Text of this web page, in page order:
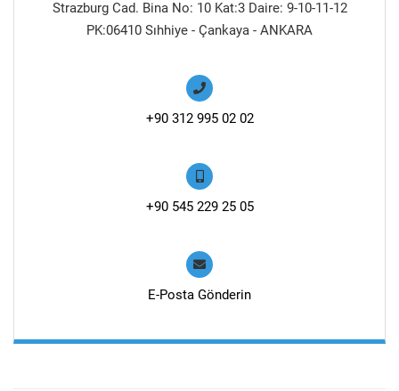
Strazburg Cad. Bina No: 10 Kat:3 Daire: 9-10-11-12
PK:06410 Sıhhiye - Çankaya - ANKARA
+90 312 995 02 02
+90 545 229 25 05
E-Posta Gönderin